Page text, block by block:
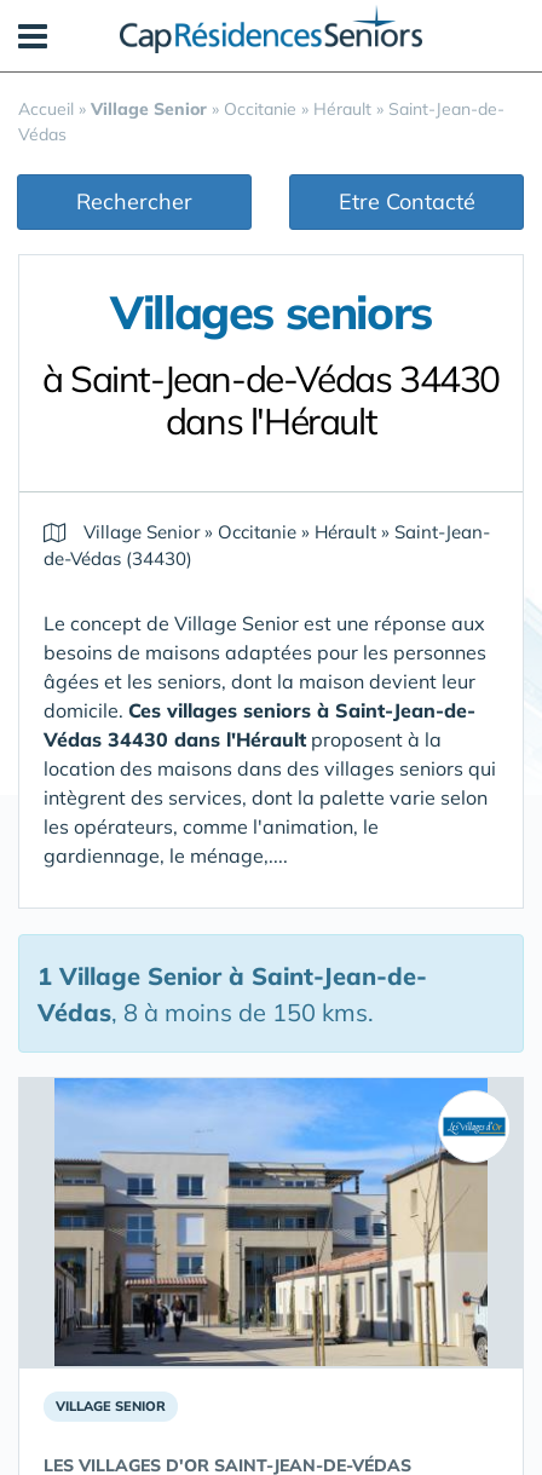
Accueil » Village Senior » Occitanie » Hérault » Saint-Jean-de-
Védas
Rechercher Etre Contacté
Villages seniors
à Saint-Jean-de-Védas 34430
dans l'Hérault
Village Senior» Occitanie » Hérault » Saint-Jean-
de-Védas (34430)
Le concept de Village Senior est une réponse aux
besoins de maisons adaptées pour les personnes
âgées et les seniors, dont la maison devient leur
domicile. Ces villages seniors à Saint-Jean-de-
Védas 34430 dans l'Hérault proposent à la
location des maisons dans des villages seniors qui
intègrent des services, dont la palette varie selon
les opérateurs, comme l'animation, le
gardiennage, le ménage,....
1 Village Seniorà Saint-Jean-de-
Védas, 8 à moins de 150 kms.
VILLAGE SENIOR
LES VILLAGES D'OR SAINT-JEAN-DE-VÉDAS